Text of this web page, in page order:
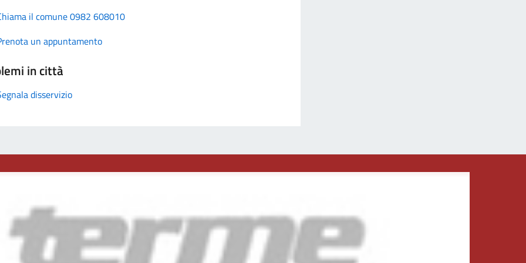
il comune 0982 608010
un appuntamento
in città
disservizio